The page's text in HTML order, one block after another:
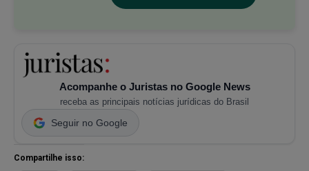
Acompanhe o Juristas no Google News
receba as principais notícias jurídicas do Brasil
Seguir no Google
Compartilhe isso: